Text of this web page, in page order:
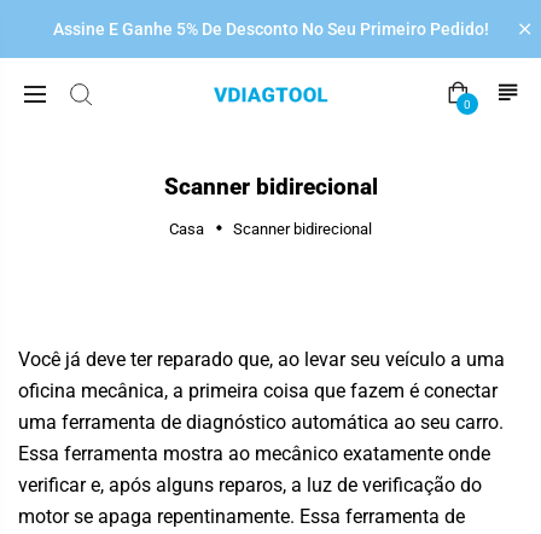
Assine E Ganhe 5% De Desconto No Seu Primeiro Pedido!
0
Scanner bidirecional
Casa Scanner bidirecional
Você já deve ter reparado que, ao levar seu veículo a uma
oficina mecânica, a primeira coisa que fazem é conectar
uma ferramenta de diagnóstico automática ao seu carro.
Essa ferramenta mostra ao mecânico exatamente onde
verificar e, após alguns reparos, a luz de verificação do
motor se apaga repentinamente. Essa ferramenta de